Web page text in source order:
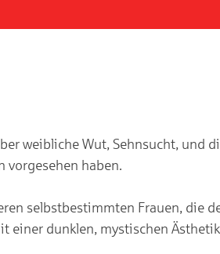
weibliche Wut, Sehnsucht, und
vorgesehen haben.
selbstbestimmten Frauen, die
einer dunklen, mystischen